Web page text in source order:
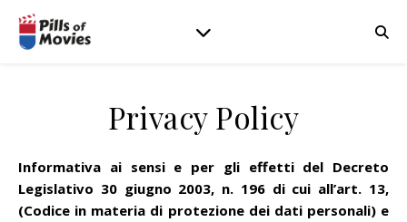
Privacy Policy
Informativa ai sensi e per gli effetti del Decreto
Legislativo 30 giugno 2003, n. 196 di cui all’art. 13,
(Codice in materia di protezione dei dati personali) e